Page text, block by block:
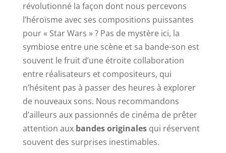
révolutionné la façon dont nous percevons
l’héroïsme avec ses compositions puissantes
pour « Star Wars » ? Pas de mystère ici, la
symbiose entre une scène et sa bande-son est
souvent le fruit d’une étroite collaboration
entre réalisateurs et compositeurs, qui
n’hésitent pas à passer des heures à explorer
de nouveaux sons. Nous recommandons
d’ailleurs aux passionnés de cinéma de prêter
attention aux bandes originalesqui réservent
souvent des surprises inestimables.